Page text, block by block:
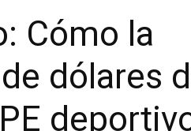
Cómo la
dólares